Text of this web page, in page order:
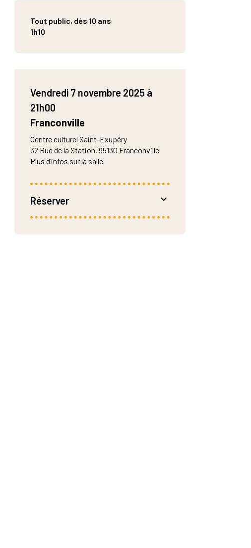
Tout public, dès 10 ans
1h10
Vendredi 7 novembre 2025 à
21h00
Franconville
Centre culturel Saint-Exupéry
32 Rue de la Station, 95130 Franconville
Plus d’infos sur la salle
Réserver
De 25 à 14 €